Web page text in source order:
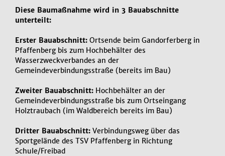
Diese Baumaßnahme wird in 3 Bauabschnitte
unterteilt:
Erster Bauabschnitt: Ortsende beim Gandorferberg in
Pfaffenberg bis zum Hochbehälter des
Wasserzweckverbandes an der
Gemeindeverbindungsstraße (bereits im Bau)
Zweiter Bauabschnitt: Hochbehälter an der
Gemeindeverbindungsstraße bis zum Ortseingang
Holztraubach (im Waldbereich bereits im Bau)
Dritter Bauabschnitt: Verbindungsweg über das
Sportgelände des TSV Pfaffenberg in Richtung
Schule/Freibad